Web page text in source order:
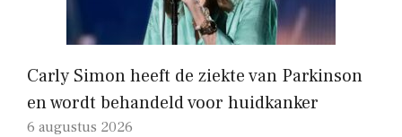
Carly Simon heeft de ziekte van Parkinson
en wordt behandeld voor huidkanker
6 augustus 2026